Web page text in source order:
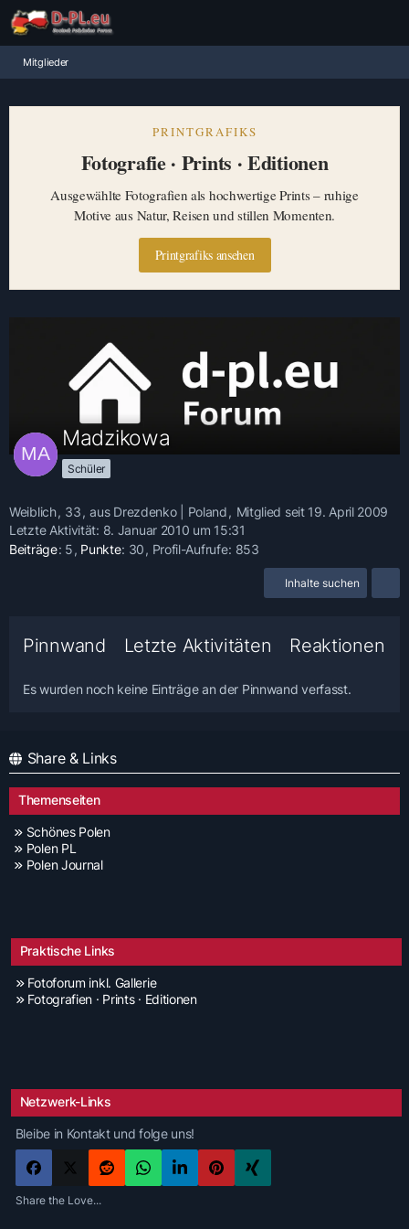
Mitglieder
PRINTGRAFIKS
Fotografie · Prints · Editionen
Ausgewählte Fotografien als hochwertige Prints – ruhige
Motive aus Natur, Reisen und stillen Momenten.
Printgrafiks ansehen
Madzikowa
Schüler
Weiblich 33 aus Drezdenko | Poland
Mitglied seit 19. April 2009
Letzte Aktivität: 8. Januar 2010 um 15:31
Beiträge 5 Punkte 30 Profil-Aufrufe 853
Inhalte suchen
Pinnwand Letzte Aktivitäten Reaktionen
Es wurden noch keine Einträge an der Pinnwand verfasst.
Share & Links
Themenseiten
Schönes Polen
Polen PL
Polen Journal
Praktische Links
Fotoforum inkl. Gallerie
Fotografien · Prints · Editionen
Netzwerk-Links
Bleibe in Kontakt und folge uns!
Share the Love...